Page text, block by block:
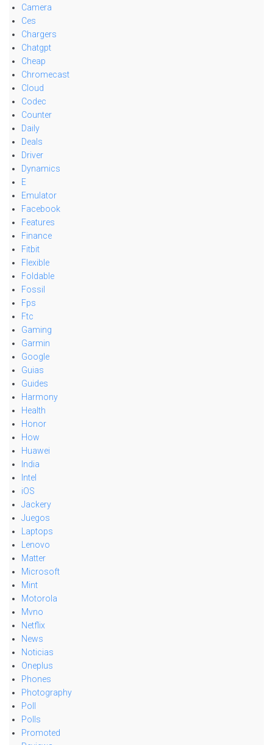
Camera
Ces
Chargers
Chatgpt
Cheap
Chromecast
Cloud
Codec
Counter
Daily
Deals
Driver
Dynamics
E
Emulator
Facebook
Features
Finance
Fitbit
Flexible
Foldable
Fossil
Fps
Ftc
Gaming
Garmin
Google
Guias
Guides
Harmony
Health
Honor
How
Huawei
India
Intel
iOS
Jackery
Juegos
Laptops
Lenovo
Matter
Microsoft
Mint
Motorola
Mvno
Netflix
News
Noticias
Oneplus
Phones
Photography
Poll
Polls
Promoted